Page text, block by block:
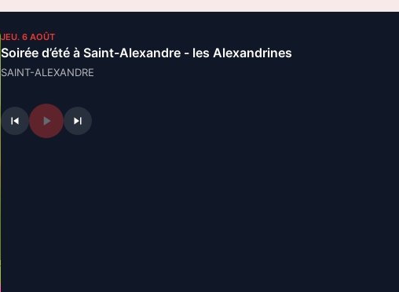
JEU. 6 AOÛT
Soirée d’été à Saint-Alexandre - les Alexandrines
SAINT-ALEXANDRE